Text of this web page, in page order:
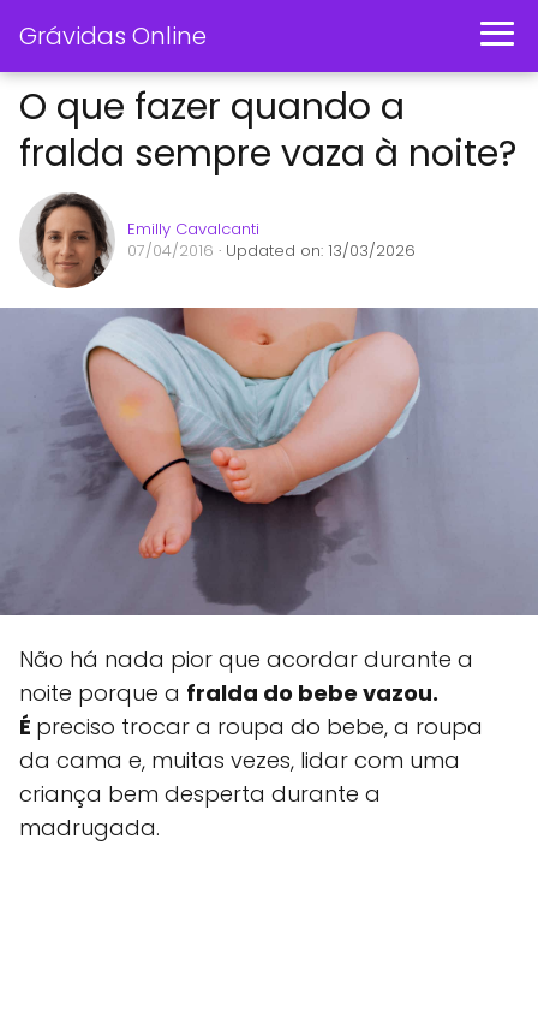
Grávidas Online
O que fazer quando a
fralda sempre vaza à noite?
Emilly Cavalcanti
07/04/2016 · Updated on: 13/03/2026
Não há nada pior que acordar durante a
noite porque a fralda do bebe vazou.
É preciso trocar a roupa do bebe, a roupa
da cama e, muitas vezes, lidar com uma
criança bem desperta durante a
madrugada.